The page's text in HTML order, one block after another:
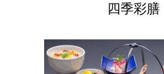
四季彩膳